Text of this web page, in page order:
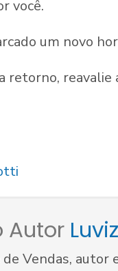
você.
um novo
retorno,
Autor
Vendas, autor